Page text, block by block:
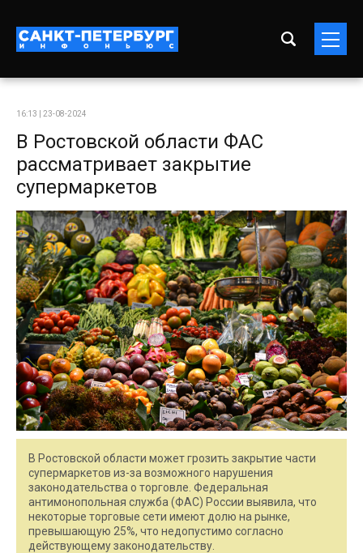
16:13 | 23-08-2024
В Ростовской области ФАС
рассматривает закрытие
супермаркетов
В Ростовской области может грозить закрытие части
супермаркетов из-за возможного нарушения
законодательства о торговле. Федеральная
антимонопольная служба (ФАС) России выявила, что
некоторые торговые сети имеют долю на рынке,
превышающую 25%, что недопустимо согласно
действующему законодательству.